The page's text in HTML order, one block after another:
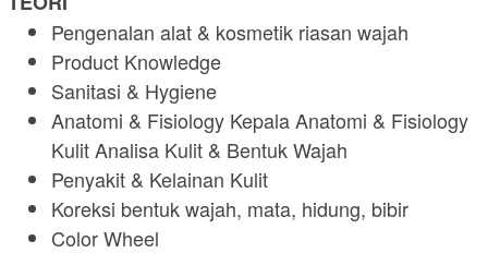
Pengenalan alat & kosmetik riasan wajah
Product Knowledge
Sanitasi & Hygiene
Anatomi & Fisiology Kepala Anatomi & Fisiology
Kulit Analisa Kulit & Bentuk Wajah
Penyakit & Kelainan Kulit
Koreksi bentuk wajah, mata, hidung, bibir
Color Wheel